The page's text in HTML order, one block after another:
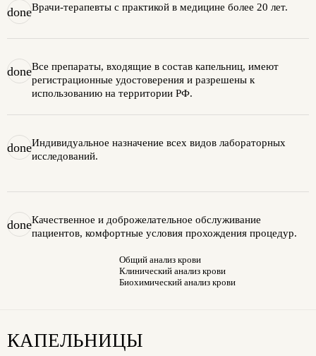
doneВрачи-терапевты с практикой в медицине более 20 лет.
doneВсе препараты, входящие в состав капельниц, имеют
регистрационные удостоверения и разрешены к
использованию на территории РФ.
doneИндивидуальное назначение всех видов лабораторных
исследований.
doneКачественное и доброжелательное обслуживание
пациентов, комфортные условия прохождения процедур.
Общий анализ крови
Клинический анализ крови
Биохимический анализ крови
КАПЕЛЬНИЦЫ